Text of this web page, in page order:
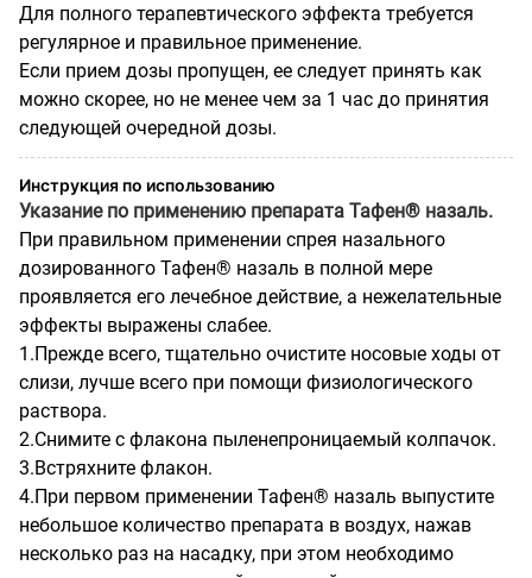
Для полного терапевтического эффекта требуется
регулярное и правильное применение.
Если прием дозы пропущен, ее следует принять как
можно скорее, но не менее чем за 1 час до принятия
следующей очередной дозы.
Инструкция по использованию
Указание по применению препарата Тафен® назаль.
При правильном применении спрея назального
дозированного Тафен® назаль в полной мере
проявляется его лечебное действие, а нежелательные
эффекты выражены слабее.
1.Прежде всего, тщательно очистите носовые ходы от
слизи, лучше всего при помощи физиологического
раствора.
2.Снимите с флакона пыленепроницаемый колпачок.
3.Встряхните флакон.
4.При первом применении Тафен® назаль выпустите
небольшое количество препарата в воздух, нажав
несколько раз на насадку, при этом необходимо